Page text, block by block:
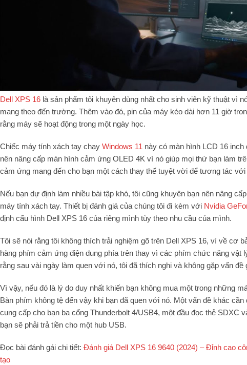
Dell XPS 16 là sản phẩm tôi khuyên dùng nhất cho sinh viên kỹ thuật vì
mang theo đến trường. Thêm vào đó, pin của máy kéo dài hơn 11 giờ
rằng máy sẽ hoạt động trong một ngày học.
Chiếc máy tính xách tay chạy Windows 11 này có màn hình LCD 16
nên nâng cấp màn hình cảm ứng OLED 4K vì nó giúp mọi thứ bạn làm
cảm ứng mang đến cho bạn một cách thay thế tuyệt vời để tương tác
Nếu bạn dự định làm nhiều bài tập khó, tôi cũng khuyên bạn nên nâng
máy tính xách tay. Thiết bị đánh giá của chúng tôi đi kèm với Nvidia
định cấu hình Dell XPS 16 của riêng mình tùy theo nhu cầu của mình.
Tôi sẽ nói rằng tôi không thích trải nghiệm gõ trên Dell XPS 16, vì về cơ
hàng phím cảm ứng điện dung phía trên thay vì các phím chức năng vật
rằng sau vài ngày làm quen với nó, tôi đã thích nghi và không gặp vấn đề
Vì vậy, nếu đó là lý do duy nhất khiến bạn không mua một trong những
Bàn phím không tệ đến vậy khi bạn đã quen với nó. Một vấn đề khác
cung cấp cho bạn ba cổng Thunderbolt 4/USB4, một đầu đọc thẻ SDXC
bạn sẽ phải trả tiền cho một hub USB.
Đọc bài đánh gái chi tiết: Đánh giá Dell XPS 16 9640 (2024) – Đỉnh cao
tạo